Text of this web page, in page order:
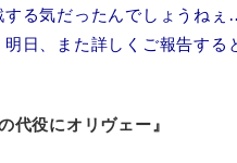
する気だったんでしょうねぇ
日、また詳しくご報告す
代役にオリヴェー』